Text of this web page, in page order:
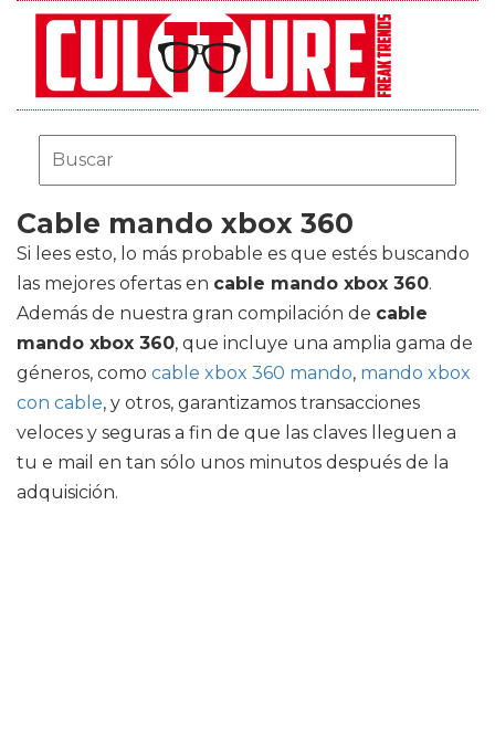
Cable mando xbox 360
Si lees esto, lo más probable es que estés buscando
las mejores ofertas en cable mando xbox 360.
Además de nuestra gran compilación de cable
mando xbox 360, que incluye una amplia gama de
géneros, como cable xbox 360 mando, mando xbox
con cable, y otros, garantizamos transacciones
veloces y seguras a fin de que las claves lleguen a
tu e mail en tan sólo unos minutos después de la
adquisición.